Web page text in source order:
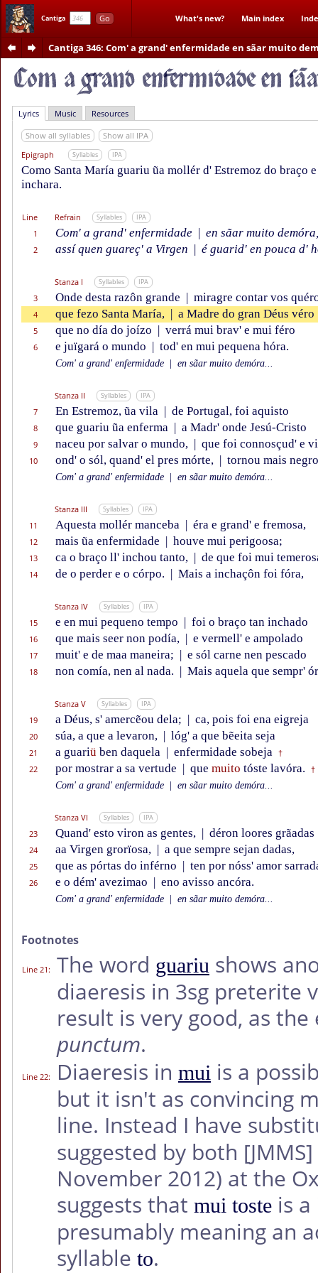
Cantiga Go What's new? Main index
Cantiga 346: Com' a grand' enfermidade en sãar muito
Lyrics Music Resources
Show all syllables
Show all IPA
Epigraph
Syllables IPA
Como Santa María guariu ũa mollér d' Estremoz do braço
inchara.
Line Refrain Syllables IPA
1 Com' a grand' enfermidade | en sãar muito demóra,
2 assí quen guareç' a Virgen | é guarid' en pouca d'
Stanza I Syllables IPA
3 Onde desta razôn grande | miragre contar vos
4 que fezo Santa María, | a Madre do gran Déus véro
5 que no día do joízo | verrá mui brav' e mui féro
6 e juïgará o mundo | tod' en mui pequena hóra.
Com' a grand' enfermidade en sãar muito demóra...
Stanza II Syllables IPA
7 En Estremoz, ũa vila | de Portugal, foi aquisto
8 que guariu ũa enferma | a Madr' onde Jesú-Cristo
9 naceu por salvar o mundo, | que foi connosçud' e
10 ond' o sól, quand' el pres mórte, | tornou mais
Com' a grand' enfermidade en sãar muito demóra...
Stanza III Syllables IPA
11 Aquesta mollér manceba | éra e grand' e fremosa,
12 mais ũa enfermidade | houve mui perigoosa;
13 ca o braço ll' inchou tanto, | de que foi mui
14 de o perder e o córpo. | Mais a inchaçôn foi fóra,
Stanza IV Syllables IPA
15 e en mui pequeno tempo | foi o braço tan inchado
16 que mais seer non podía, | e vermell' e ampolado
17 muit' e de maa maneira; | e sól carne nen pescado
18 non comía, nen al nada. | Mais aquela que sempr'
Stanza V Syllables IPA
19 a Déus, s' amercẽou dela; | ca, pois foi ena eigreja
20 súa, a que a levaron, | lóg' a que bẽeita seja
21 a guariü ben daquela | enfermidade sobeja †
22 por mostrar a sa vertude | que muito tóste lavóra. †
Com' a grand' enfermidade en sãar muito demóra...
Stanza VI Syllables IPA
23 Quand' esto viron as gentes, | déron loores grãadas
24 aa Virgen grorïosa, | a que sempre sejan dadas,
25 que as pórtas do inférno | ten por nóss' amor
26 e o dém' avezimao | eno avisso ancóra.
Com' a grand' enfermidade en sãar muito demóra...
Footnotes
Line 21: The word guariu shows
diaeresis in 3sg preterite
result is very good, as
punctum.
Line 22: Diaeresis in mui is a
but it isn't as convincing
line. Instead I have
suggested by both [JMMS]
November 2012) at the
suggests that mui toste is
presumably meaning an
syllable to.